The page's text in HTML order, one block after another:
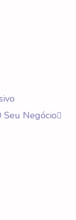
Seu Negócio